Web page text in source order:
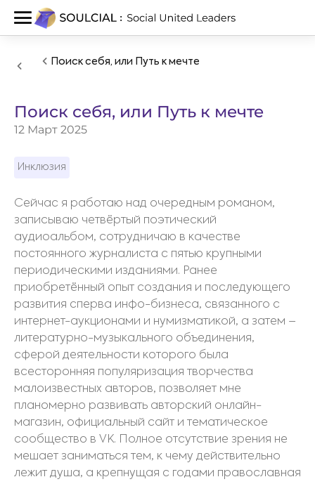
Поиск себя, или Путь к мечте
Поиск себя, или Путь к мечте
12 Март 2025
Инклюзия
Сейчас я работаю над очередным романом,
записываю четвёртый поэтический
аудиоальбом, сотрудничаю в качестве
постоянного журналиста с пятью крупными
периодическими изданиями. Ранее
приобретённый опыт создания и последующего
развития сперва инфо-бизнеса, связанного с
интернет-аукционами и нумизматикой, а затем –
литературно-музыкального объединения,
сферой деятельности которого была
всесторонняя популяризация творчества
малоизвестных авторов, позволяет мне
планомерно развивать авторский онлайн-
магазин, официальный сайт и тематическое
сообщество в VK. Полное отсутствие зрения не
мешает заниматься тем, к чему действительно
лежит душа, а крепнущая с годами православная